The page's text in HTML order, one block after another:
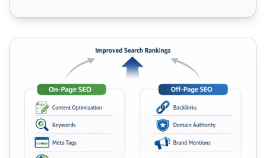
SEO On-Page vs SEO Off-Page : Guide Stratégique